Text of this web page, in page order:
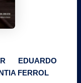
EDUARDO
FERROL